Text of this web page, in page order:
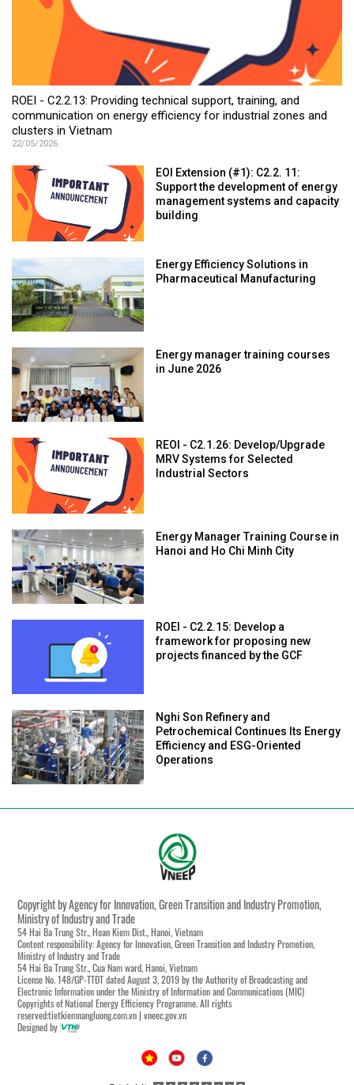
ROEI - C2.2.13: Providing technical support, training, and
communication on energy efficiency for industrial zones and
clusters in Vietnam
22/05/2026
EOI Extension (#1): C2.2. 11:
Support the development of energy
management systems and capacity
building
Energy Efficiency Solutions in
Pharmaceutical Manufacturing
Energy manager training courses
in June 2026
REOI - C2.1.26: Develop/Upgrade
MRV Systems for Selected
Industrial Sectors
Energy Manager Training Course in
Hanoi and Ho Chi Minh City
ROEI - C2.2.15: Develop a
framework for proposing new
projects financed by the GCF
Nghi Son Refinery and
Petrochemical Continues Its Energy
Efficiency and ESG-Oriented
Operations
Copyright by Agency for Innovation, Green Transition and Industry Promotion,
Ministry of Industry and Trade
54 Hai Ba Trung Str., Hoan Kiem Dist., Hanoi, Vietnam
Content responsibility: Agency for Innovation, Green Transition and Industry Promotion,
Ministry of Industry and Trade
54 Hai Ba Trung Str., Cua Nam ward, Hanoi, Vietnam
License No. 148/GP-TTĐT dated August 3, 2019 by the Authority of Broadcasting and
Electronic Information under the Ministry of Information and Communications (MIC)
Copyrights of National Energy Efficiency Programme. All rights
reserved:tietkiemnangluong.com.vn | vneec.gov.vn
Designed by